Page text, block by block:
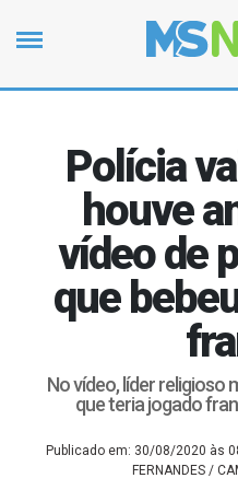
Polícia
houve
vídeo de
que
No vídeo, líder religioso
que teria jogado
Publicado em: 30/08/2020 às
FERNANDES /